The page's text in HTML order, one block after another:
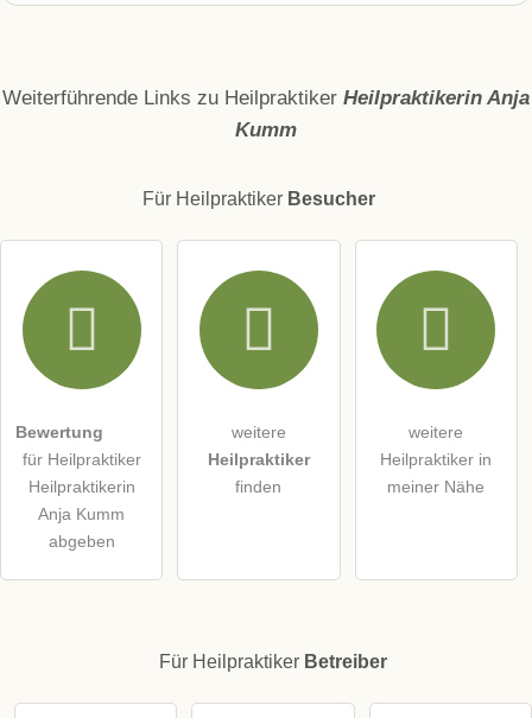
Hiermit akzeptiere ich die .
Die Datenschutzerklärunghabe ich zur Kenntnis genommen.
Hinweis:Bitte beachten Sie, öffentliche Fragen sindfür alle
Besucher sichtbar
Klicken Sie hier um eine
Weiterführende Links zu Heilpraktiker Heilpraktikerin Anja
Kumm
Für Heilpraktiker Besucher
Bewertung
für Heilpraktiker
Heilpraktikerin
Anja Kumm
abgeben
weitere
Heilpraktiker
finden
weitere
Heilpraktiker in
meiner Nähe
Für Heilpraktiker Betreiber